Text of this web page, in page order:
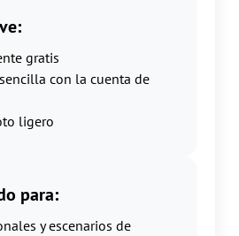
gratis
con la cuenta de
ligero
para:
y escenarios de